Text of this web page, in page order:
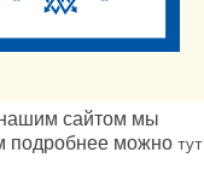
сайтом мы
подробнее можно тут